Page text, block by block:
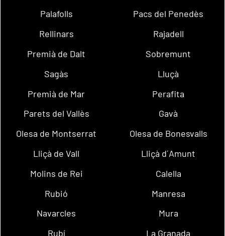
Palafolls
Pacs del Penedès
Rellinars
Rajadell
Premià de Dalt
Sobremunt
Sagàs
Lluçà
Premià de Mar
Perafita
Parets del Vallès
Gavà
Olesa de Montserrat
Olesa de Bonesvalls
Lliçà de Vall
Lliçà d´Amunt
Molins de Rei
Calella
Rubió
Manresa
Navarcles
Mura
Rubí
La Granada